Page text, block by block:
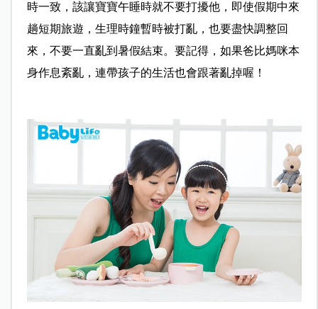
時一致，該讓寶寶午睡時就不要打擾他，即使假期中來
趟短期旅遊，生理時鐘暫時被打亂，也要盡快調整回
來，不要一直亂到暑假結束。要記得，如果爸比媽咪本
身作息紊亂，連帶孩子的生活也會跟著亂掉喔！